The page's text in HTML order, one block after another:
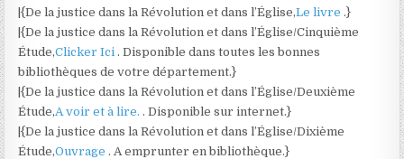
|{De la justice dans la Révolution et dans l’Église,Le livre .}
|{De la justice dans la Révolution et dans l’Église/Cinquième
Étude,Clicker Ici . Disponible dans toutes les bonnes
bibliothèques de votre département.}
|{De la justice dans la Révolution et dans l’Église/Deuxième
Étude,A voir et à lire. . Disponible sur internet.}
|{De la justice dans la Révolution et dans l’Église/Dixième
Étude,Ouvrage . A emprunter en bibliothèque.}